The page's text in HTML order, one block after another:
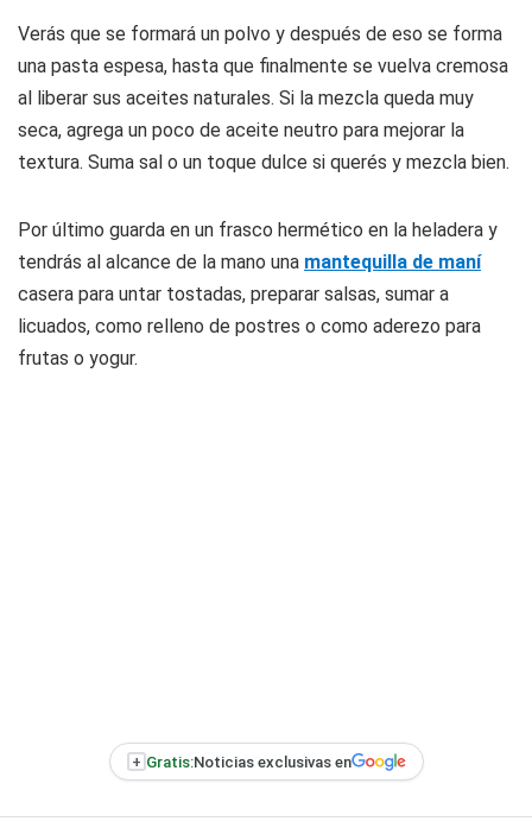
Verás que se formará un polvo y después de eso se forma
una pasta espesa, hasta que finalmente se vuelva cremosa
al liberar sus aceites naturales. Si la mezcla queda muy
seca, agrega un poco de aceite neutro para mejorar la
textura. Suma sal o un toque dulce si querés y mezcla bien.
Por último guarda en un frasco hermético en la heladera y
tendrás al alcance de la mano una mantequilla de maní
casera para untar tostadas, preparar salsas, sumar a
licuados, como relleno de postres o como aderezo para
frutas o yogur.
+ Gratis:Noticias exclusivas en